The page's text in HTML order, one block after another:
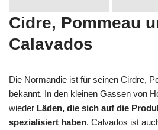
Cidre, Pommeau
Calavados
Die Normandie ist für seinen Cirdre,
bekannt. In den kleinen Gassen von
wieder Läden, die sich auf die
spezialisiert haben. Calvados ist